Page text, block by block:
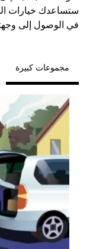
ستساعدك خيارات
في الوصول إلى
مجموعات كبيرة